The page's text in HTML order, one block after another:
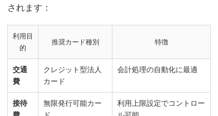
されます：
利用目
的
推奨カード種別 特徴
交通
費
クレジット型法人
カード
会計処理の自動化に最適
接待
無限発行可能カー
利用上限設定でコントロー